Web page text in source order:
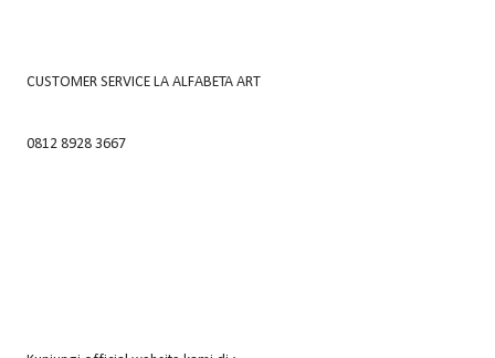
CUSTOMER SERVICE LA ALFABETA ART
0812 8928 3667